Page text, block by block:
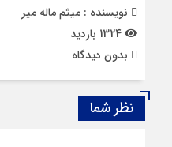
نویسنده : میثم ماله میر
بدون دیدگاه
نظر شما